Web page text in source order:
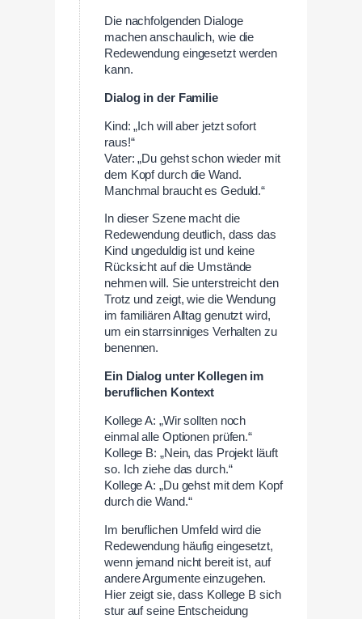
Die nachfolgenden Dialoge
machen anschaulich, wie die
Redewendung eingesetzt werden
kann.
Dialog in der Familie
Kind: „Ich will aber jetzt sofort
raus!“
Vater: „Du gehst schon wieder mit
dem Kopf durch die Wand.
Manchmal braucht es Geduld.“
In dieser Szene macht die
Redewendung deutlich, dass das
Kind ungeduldig ist und keine
Rücksicht auf die Umstände
nehmen will. Sie unterstreicht den
Trotz und zeigt, wie die Wendung
im familiären Alltag genutzt wird,
um ein starrsinniges Verhalten zu
benennen.
Ein Dialog unter Kollegen im
beruflichen Kontext
Kollege A: „Wir sollten noch
einmal alle Optionen prüfen.“
Kollege B: „Nein, das Projekt läuft
so. Ich ziehe das durch.“
Kollege A: „Du gehst mit dem Kopf
durch die Wand.“
Im beruflichen Umfeld wird die
Redewendung häufig eingesetzt,
wenn jemand nicht bereit ist, auf
andere Argumente einzugehen.
Hier zeigt sie, dass Kollege B sich
stur auf seine Entscheidung